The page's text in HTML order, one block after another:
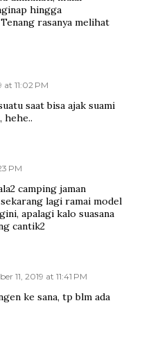
hingga
rasanya melihat
at 11:02 PM
saat bisa ajak suami
hehe..
PM
camping jaman
lagi ramai model
apalagi kalo suasana
cantik2
11, 2019 at 11:41 PM
ke sana, tp blm ada